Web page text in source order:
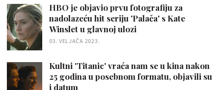
HBO je objavio prvu fotografiju za
nadolazeću hit seriju 'Palača' s Kate
Winslet u glavnoj ulozi
03. VELJAČA 2023.
Kultni 'Titanic' vraća nam se u kina nakon
25 godina u posebnom formatu, objavili su
i datum